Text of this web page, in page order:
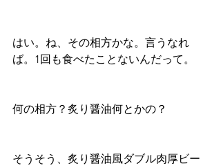
はい。ね、その相方かな。言うなれ
ば。1回も食べたことないんだって。
何の相方？炙り醤油何とかの？
そうそう、炙り醤油風ダブル肉厚ビー